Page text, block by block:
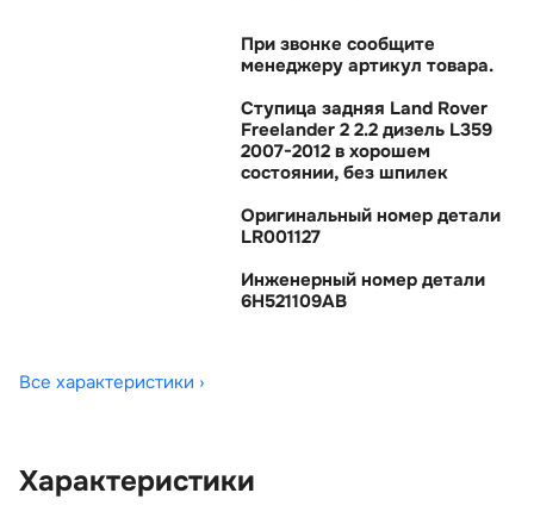
При звонке сообщите
менеджеру артикул товара.
Ступица задняя Land Rover
Freelander 2 2.2 дизель L359
2007-2012 в хорошем
состоянии, без шпилек
Оригинальный номер детали
LR001127
Инженерный номер детали
6H521109AB
Все характеристики ›
Характеристики